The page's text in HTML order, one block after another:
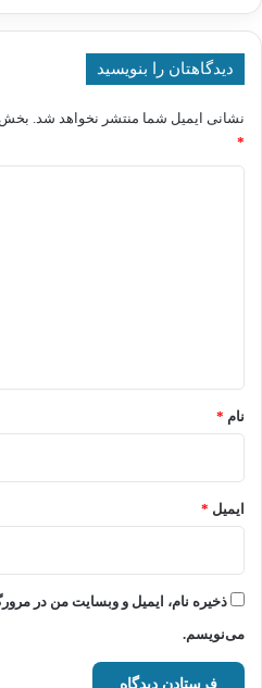
دیدگاهتان را بنویسید
نشانی ایمیل شما منتشر نخواهد شد.
*
نام *
ایمیل *
ذخیره نام، ایمیل و وبسایت من در
می‌نویسم.